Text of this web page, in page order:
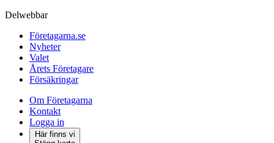
Delwebbar
Företagarna.se
Nyheter
Valet
Årets Företagare
Försäkringar
Om Företagarna
Kontakt
Logga in
Här finns vi